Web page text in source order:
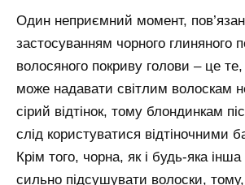
Один неприємний момент,
застосуванням чорного глиняного
волосяного покриву голови – це
може надавати світлим волоскам
сірий відтінок, тому блондинкам
слід користуватися відтіночними
Крім того, чорна, як і будь-яка
сильно підсушувати волоски, тому,